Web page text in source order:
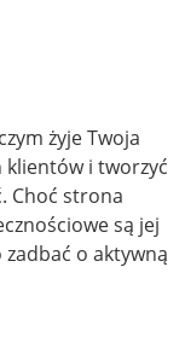
żyje Twoja
i tworzyć
Choć strona
są jej
o aktywną